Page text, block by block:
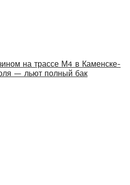
на трассе М4 в Каменске-
— льют полный бак